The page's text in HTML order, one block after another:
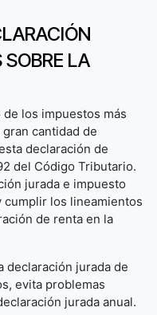
LA
los impuestos más
cantidad de
declaración de
del Código Tributario.
jurada e impuesto
los lineamientos
de renta en la
declaración jurada de
evita problemas
jurada anual.